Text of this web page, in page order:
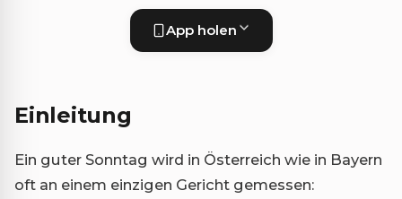
App holen
Einleitung
Ein guter Sonntag wird in Österreich wie in Bayern
oft an einem einzigen Gericht gemessen: